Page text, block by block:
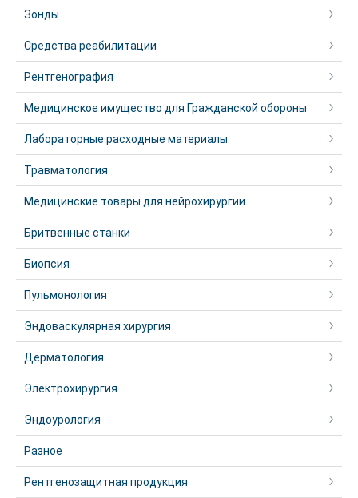
Зонды
Средства реабилитации
Рентгенография
Медицинское имущество для Гражданской обороны
Лабораторные расходные материалы
Травматология
Медицинские товары для нейрохирургии
Бритвенные станки
Биопсия
Пульмонология
Эндоваскулярная хирургия
Дерматология
Электрохирургия
Эндоурология
Разное
Рентгенозащитная продукция